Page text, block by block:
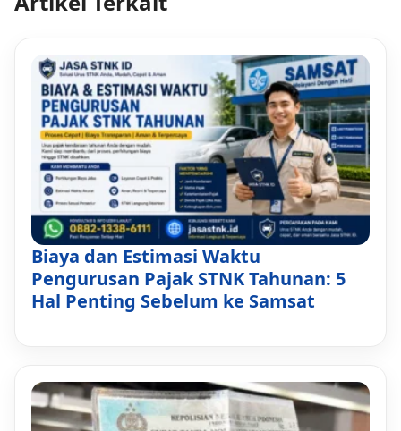
Biaya dan Estimasi Waktu
Pengurusan Pajak STNK Tahunan: 5
Hal Penting Sebelum ke Samsat